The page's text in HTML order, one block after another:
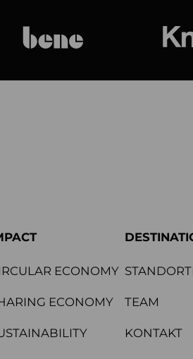
ECONOMY
ECONOMY TEAM
KONTAKT